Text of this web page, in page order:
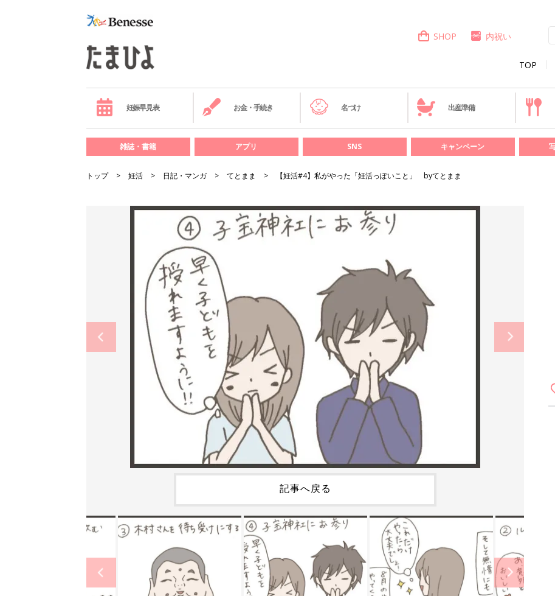
TOP
SHOP 内祝い
妊娠早見表 お金・手続き 名づけ 出産準備
雑誌・書籍 アプリ SNS キャンペーン
トップ 妊活 日記・マンガ てとまま 【妊活#4】私がやった「妊活っぽいこと」 byてとまま
記事へ戻る